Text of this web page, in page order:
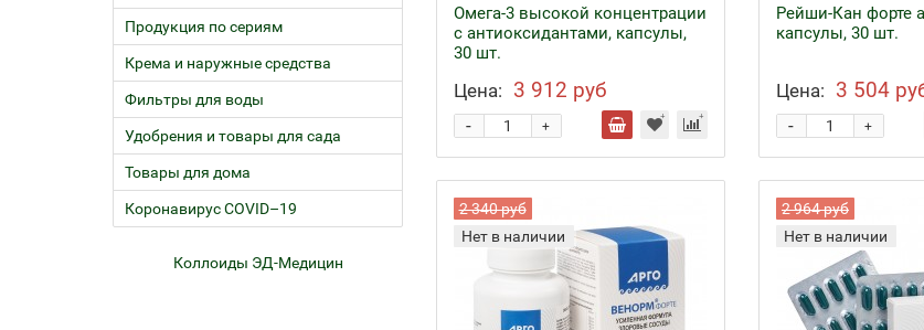
Продукция по сериям
Крема и наружные средства
Фильтры для воды
Удобрения и товары для сада
Товары для дома
Коронавирус COVID–19
Коллоиды ЭД-Медицин Железо с кофакторами Аппликаторы Ляпко
Омега-3 высокой концентрации
с антиоксидантами, капсулы,
30 шт.
Цена: 3 912 руб
+
-
Рейши-Кан форте
капсулы, 30 шт.
Цена: 3 504
+
-
2 340 руб
Нет в наличии
2 964 руб
Нет в наличии